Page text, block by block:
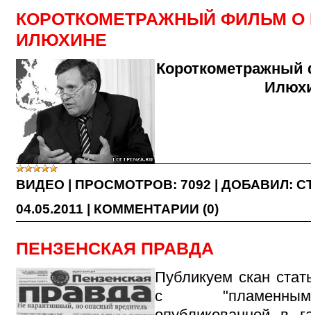
КОРОТКОМЕТРАЖНЫЙ ФИЛЬМ О
ИЛЮХИНЕ
ВИДЕО ПРОСМОТРОВ: 7092 ДОБАВИЛ:
04.05.2011
КОММЕНТАРИИ (0)
ПЕНЗЕНСКАЯ ПРАВДА
Публикуем скан
с